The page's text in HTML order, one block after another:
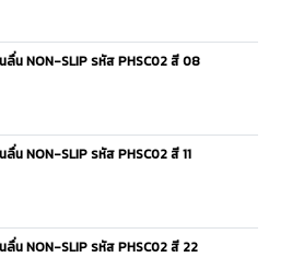
ลื่น NON-SLIP รหัส PHSC02 สี 08
ลื่น NON-SLIP รหัส PHSC02 สี 11
ลื่น NON-SLIP รหัส PHSC02 สี 22